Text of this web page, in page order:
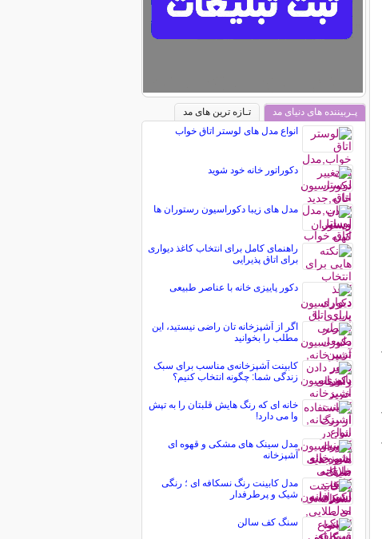
پـربیننده های دنیای مد
تـازه ترین های مد
انواع مدل های لوستر اتاق خواب
دکوراتور خانه خود شوید
مدل های زیبا دکوراسیون رستوران ها
راهنمای کامل برای انتخاب کاغذ دیواری
برای اتاق پذیرایی
دکور پاییزی خانه با عناصر طبیعی
اگر از آشپزخانه تان راضی نیستید، این
مطلب را بخوانید
کابینت آشپزخانه‌ی مناسب برای سبک
زندگی شما: چگونه انتخاب کنیم؟
خانه ای که رنگ هایش قلبتان را به تپش
وا می دارد!
مدل سینک های مشکی و قهوه ای
آشپزخانه
مدل کابینت رنگ نسکافه ای ؛ رنگی
شیک و پرطرفدار
سنگ کف سالن